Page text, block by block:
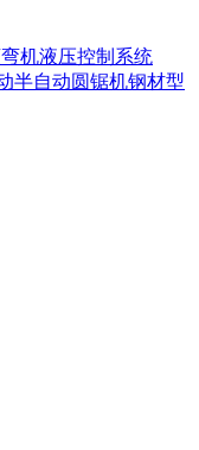
机液压控制系统
半自动圆锯机钢材型